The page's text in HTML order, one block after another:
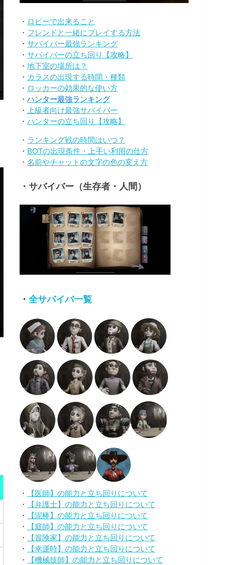
・ ロビーで出来ること
・ フレンドと一緒にプレイする方法
・ サバイバー最強ランキング
・ サバイバーの立ち回り【攻略】
・ 地下室の場所は？
・ カラスの出現する時間・種類
・ ロッカーの効果的な使い方
・ ハンター最強ランキング
・ 上級者向け最強サバイバー
・ ハンターの立ち回り【攻略】
・ ランキング戦の時間はいつ？
・ BOTの出現条件・上手い利用の仕方
・ 名前やチャットの文字の色の変え方
・サバイバー（生存者・人間）
・ 全サバイバ一覧
・
【医師】の能力と立ち回りについて
・
【弁護士】の能力と立ち回りについて
・
【泥棒】の能力と立ち回りについて
・
【庭師】の能力と立ち回りについて
・
【冒険家】の能力と立ち回りについて
・
【幸運時】の能力と立ち回りについて
・
【機械技師】の能力と立ち回りについて